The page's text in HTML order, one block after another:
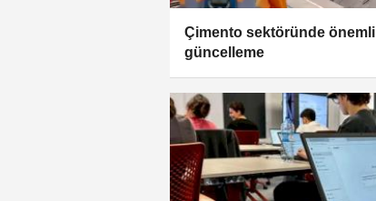
Çimento sektöründe önemli
güncelleme